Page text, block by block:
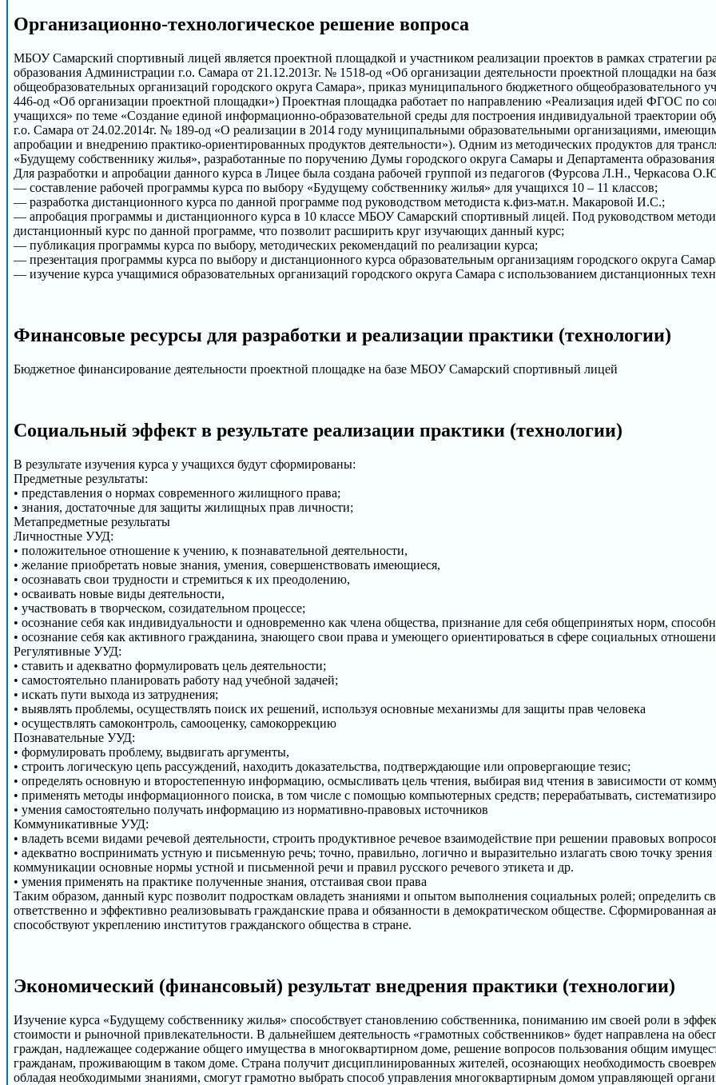
Организационно-технологическое решение вопроса
МБОУ Самарский спортивный лицей является проектной площадкой и участником реализации проектов в рамках стратегии
образования Администрации г.о. Самара от 21.12.2013г. № 1518-од «Об организации деятельности проектной площадки на
общеобразовательных организаций городского округа Самара», приказ муниципального бюджетного
446-од «Об организации проектной площадки») Проектная площадка работает по направлению «Реализация идей ФГОС по
учащихся» по теме «Создание единой информационно-образовательной среды для построения индивидуальной траектории
г.о. Самара от 24.02.2014г. № 189-од «О реализации в 2014 году муниципальными образовательными организациями,
апробации и внедрению практико-ориентированных продуктов деятельности»). Одним из методических продуктов для
«Будущему собственнику жилья», разработанные по поручению Думы городского округа Самары и Департамента
Для разработки и апробации данного курса в Лицее была создана рабочей группой из педагогов (Фурсова Л.Н.,
— составление рабочей программы курса по выбору «Будущему собственнику жилья» для учащихся 10 – 11 классов;
— разработка дистанционного курса по данной программе под руководством методиста к.физ-мат.н. Макаровой И.С.;
— апробация программы и дистанционного курса в 10 классе МБОУ Самарский спортивный лицей. Под руководством
дистанционный курс по данной программе, что позволит расширить круг изучающих данный курс;
— публикация программы курса по выбору, методических рекомендаций по реализации курса;
— презентация программы курса по выбору и дистанционного курса образовательным организациям городского округа
— изучение курса учащимися образовательных организаций городского округа Самара с использованием дистанционных
Финансовые ресурсы для разработки и реализации практики (технологии)
Бюджетное финансирование деятельности проектной площадке на базе МБОУ Самарский спортивный лицей
Социальный эффект в результате реализации практики (технологии)
В результате изучения курса у учащихся будут сформированы:
Предметные результаты:
• представления о нормах современного жилищного права;
• знания, достаточные для защиты жилищных прав личности;
Метапредметные результаты
Личностные УУД:
• положительное отношение к учению, к познавательной деятельности,
• желание приобретать новые знания, умения, совершенствовать имеющиеся,
• осознавать свои трудности и стремиться к их преодолению,
• осваивать новые виды деятельности,
• участвовать в творческом, созидательном процессе;
• осознание себя как индивидуальности и одновременно как члена общества, признание для себя общепринятых норм,
• осознание себя как активного гражданина, знающего свои права и умеющего ориентироваться в сфере социальных
Регулятивные УУД:
• ставить и адекватно формулировать цель деятельности;
• самостоятельно планировать работу над учебной задачей;
• искать пути выхода из затруднения;
• выявлять проблемы, осуществлять поиск их решений, используя основные механизмы для защиты прав человека
• осуществлять самоконтроль, самооценку, самокоррекцию
Познавательные УУД:
• формулировать проблему, выдвигать аргументы,
• строить логическую цепь рассуждений, находить доказательства, подтверждающие или опровергающие тезис;
• определять основную и второстепенную информацию, осмысливать цель чтения, выбирая вид чтения в зависимости от
• применять методы информационного поиска, в том числе с помощью компьютерных средств; перерабатывать,
• умения самостоятельно получать информацию из нормативно-правовых источников
Коммуникативные УУД:
• владеть всеми видами речевой деятельности, строить продуктивное речевое взаимодействие при решении правовых
• адекватно воспринимать устную и письменную речь; точно, правильно, логично и выразительно излагать свою точку
коммуникации основные нормы устной и письменной речи и правил русского речевого этикета и др.
• умения применять на практике полученные знания, отстаивая свои права
Таким образом, данный курс позволит подросткам овладеть знаниями и опытом выполнения социальных ролей; определить
ответственно и эффективно реализовывать гражданские права и обязанности в демократическом обществе. Сформированная
способствуют укреплению институтов гражданского общества в стране.
Экономический (финансовый) результат внедрения практики (технологии)
Изучение курса «Будущему собственнику жилья» способствует становлению собственника, пониманию им своей роли в
стоимости и рыночной привлекательности. В дальнейшем деятельность «грамотных собственников» будет направлена на
граждан, надлежащее содержание общего имущества в многоквартирном доме, решение вопросов пользования общим
гражданам, проживающим в таком доме. Страна получит дисциплинированных жителей, осознающих необходимость
обладая необходимыми знаниями, смогут грамотно выбрать способ управления многоквартирным домом управляющей